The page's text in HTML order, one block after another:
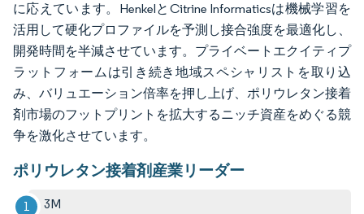
に応えています。HenkelとCitrine Informaticsは機械学習を
活用して硬化プロファイルを予測し接合強度を最適化し、
開発時間を半減させています。プライベートエクイティプ
ラットフォームは引き続き地域スペシャリストを取り込
み、バリュエーション倍率を押し上げ、ポリウレタン接着
剤市場のフットプリントを拡大するニッチ資産をめぐる競
争を激化させています。
ポリウレタン接着剤産業リーダー
3M